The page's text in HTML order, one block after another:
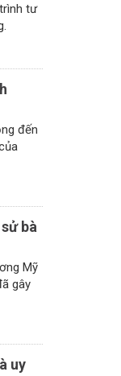
tư
đến
bà
Mỹ
gây
uy